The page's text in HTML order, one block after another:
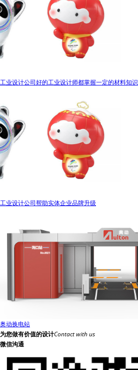
工业设计公司好的工业设计师都掌握一定的材料知识
工业设计公司帮助实体企业品牌升级
奥动换电站
为您做有价值的设计Contact with us
微信沟通